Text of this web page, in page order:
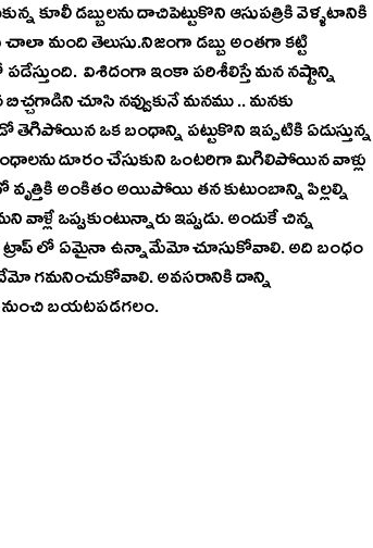
కూలీ డబ్బులను దాచిపెట్టుకొని ఆసుపత్రికి వెళ్ళటానికి
చాలా మంది తెలుసు.నిజంగా డబ్బు అంతగా కట్టి
విశిదంగా ఇంకా పరిశీలిస్తే మన నష్టాన్ని
చూసి నవ్వుకునే మనము .. మనకు
ఒక బంధాన్ని పట్టుకొని ఇప్పటికి ఏడుస్తున్న
దూరం చేసుకుని ఒంటరిగా మిగిలిపోయిన వాళ్లు
అంకితం అయిపోయి తన కుటుంబాన్ని పిల్లల్ని
ఒప్పుకుంటున్నారు ఇప్పుడు. అందుకే చిన్న
లో ఏమైనా ఉన్నామేమో చూసుకోవాలి. అది బంధం
గమనించుకోవాలి. అవసరానికి దాన్ని
నుంచి బయటపడగలం.